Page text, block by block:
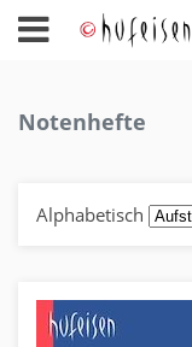
Notenhefte
Alphabetisch